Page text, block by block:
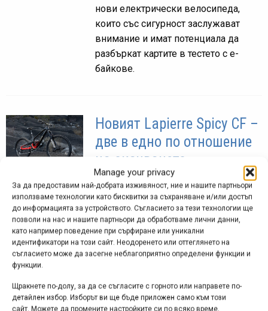
Manage your privacy
За да предоставим най-добрата изживяност, ние и нашите партньори
използваме технологии като бисквитки за съхраняване и/или достъп
до информацията за устройството. Съгласието за тези технологии ще
позволи на нас и нашите партньори да обработваме лични данни,
като например поведение при сърфиране или уникални
идентификатори на този сайт. Неодоренето или оттеглянето на
съгласието може да засегне неблагоприятно определени функции и
функции.
Щракнете по-долу, за да се съгласите с горното или направете по-
детайлен избор. Изборът ви ще бъде приложен само към този
сайт. Можете да промените настройките си по всяко време,
нови електрически велосипеда,
които със сигурност заслужават
внимание и имат потенциала да
разбъркат картите в тестето с е-
байкове.
Новият Lapierre Spicy CF –
две в едно по отношение
на окачването
дек. 30, 2024 at 10:41.
Френската компания Lapierre никога
не се е притеснявала да предлага
нестандартни и интересни решения.
Най-новият пример за това е техният